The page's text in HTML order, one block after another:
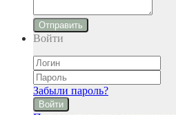
Отправить
Войти
Забыли пароль?
Войти